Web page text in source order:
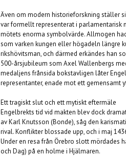
Även om modern historieforskning ställer
var formellt representerat i parlamentarisk
mötets enorma symbolvärde. Allmogen
som varken kungen eller högadeln längre
rikshövitsman, och därmed erkändes han
500-årsjubileum som Axel Wallenbergs
medaljens frånsida bokstavligen låter
representanter, enade mot ett gemensamt
Ett tragiskt slut och ett mytiskt eftermäle
Engelbrekts tid vid makten blev dock
av Karl Knutsson (Bonde), såg den
rival. Konflikter blossade upp, och i maj
Under en resa från Örebro slott mördades
och Dag) på en holme i Hjälmaren.